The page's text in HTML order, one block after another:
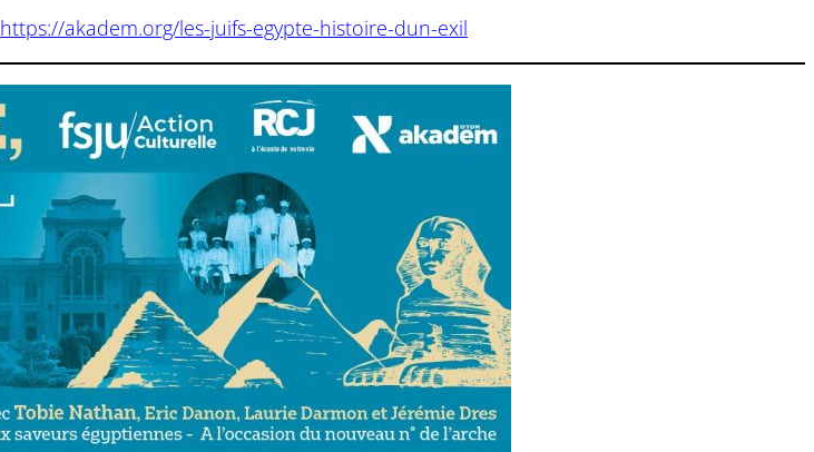
https://akadem.org/les-juifs-egypte-histoire-dun-exil